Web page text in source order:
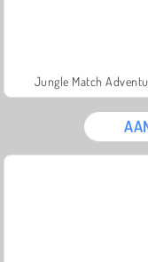
Jungle Match